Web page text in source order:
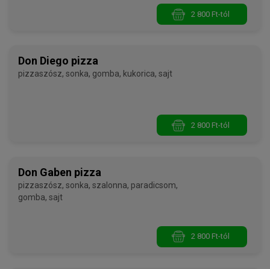
2 800 Ft-tól
Don Diego pizza
pizzaszósz, sonka, gomba, kukorica, sajt
2 800 Ft-tól
Don Gaben pizza
pizzaszósz, sonka, szalonna, paradicsom,
gomba, sajt
2 800 Ft-tól